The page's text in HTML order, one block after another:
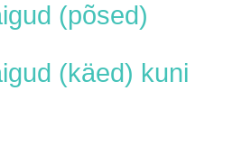
(põsed)
(käed) kuni